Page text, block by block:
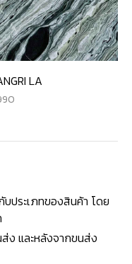
LA
ประเภทของสินค้า โดย
ง และหลังจากขนส่ง